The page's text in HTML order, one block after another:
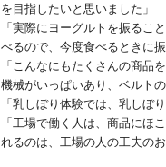
を目指したいと思いました」
「実際にヨーグルトを振るこ
べるので、今度食べるときに
「こんなにもたくさんの商品
機械がいっぱいあり、ベルト
「乳しぼり体験では、乳しぼ
「工場で働く人は、商品にほ
れるのは、工場の人の工夫の